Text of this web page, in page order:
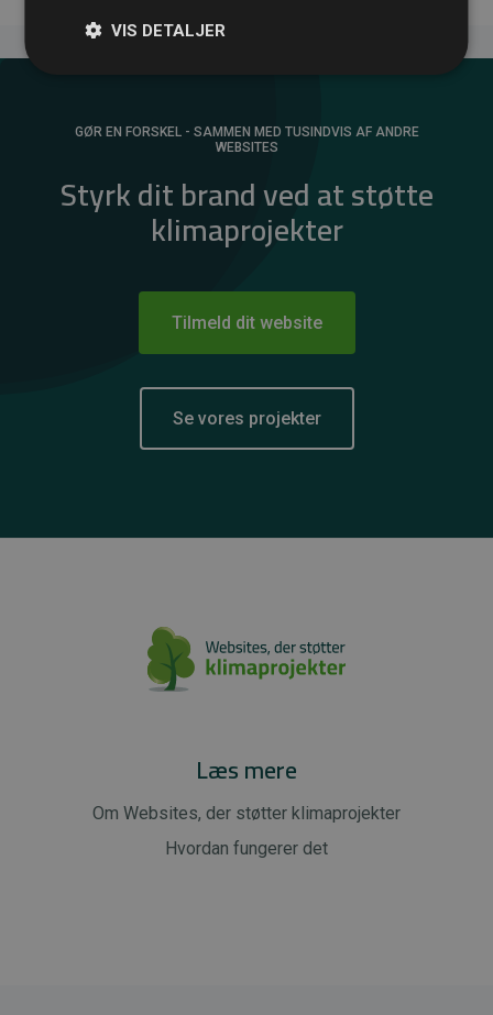
GØR EN FORSKEL - SAMMEN MED TUSINDVIS AF ANDRE
WEBSITES
Styrk dit brand ved at støtte
klimaprojekter
Tilmeld dit website
Se vores projekter
Læs mere
Om Websites, der støtter klimaprojekter
Hvordan fungerer det
VIS DETALJER